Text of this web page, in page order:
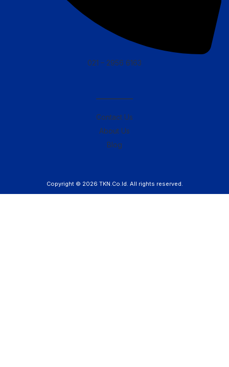
021 – 2956 6163
————–
Contact Us
About Us
Blog
Copyright © 2026 TKN.Co.Id. All rights reserved.